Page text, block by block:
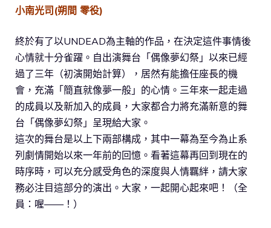
小南光司(朔間 零役)
終於有了以UNDEAD為主軸的作品，在決定這件事情後
心情就十分雀躍。自出演舞台「偶像夢幻祭」以來已經
過了三年（初演開始計算），居然有能擔任座長的機
會，充滿「簡直就像夢一般」的心情。三年來一起走過
的成員以及新加入的成員，大家都合力將充滿新意的舞
台「偶像夢幻祭」呈現給大家。
這次的舞台是以上下兩部構成，其中一幕為至今為止系
列劇情開始以來一年前的回憶。看著這幕再回到現在的
時序時，可以充分感受角色的深度與人情羈絆，請大家
務必注目這部分的演出。大家，一起開心起來吧！（全
員：喔——！）